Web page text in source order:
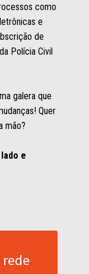
como
e
de
Polícia Civil
galera que
Quer
mão?
e